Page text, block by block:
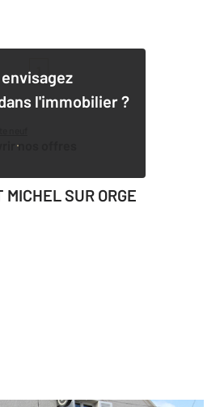
l'immobilier ?
nos offres
SUR ORGE